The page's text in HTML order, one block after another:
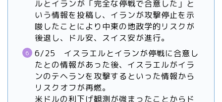
ルとイランが「完全な停戦で合意した」と
いう情報を投稿し、イランが攻撃停止を示
唆したことにより中東の地政学的リスクが
後退し、ドル安、スイス安が進行。
6/25 イスラエルとイランが停戦に合意し
たとの情報があった後、イスラエルがイラ
ンのテヘランを攻撃するといった情報から
リスクオフが再燃。
米ドルの利下げ観測が強まったことからド